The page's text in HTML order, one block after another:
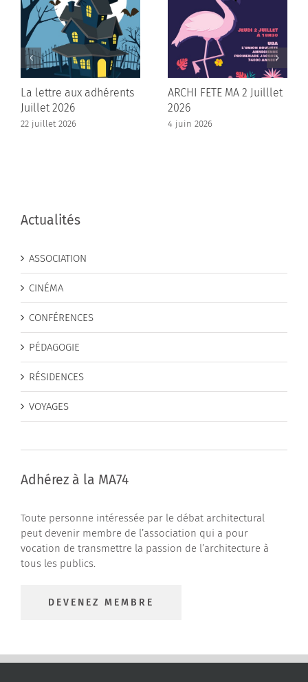
La lettre aux adhérents
Juillet 2026
22 juillet 2026
ARCHI FETE MA 2 Juilllet
2026
4 juin 2026
Actualités
ASSOCIATION
CINÉMA
CONFÉRENCES
PÉDAGOGIE
RÉSIDENCES
VOYAGES
Adhérez à la MA74
Toute personne intéressée par le débat architectural
peut devenir membre de l’association qui a pour
vocation de transmettre la passion de l’architecture à
tous les publics.
DEVENEZ MEMBRE